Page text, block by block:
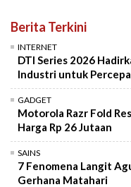
Berita Terkini
INTERNET
DTI Series 2026
Industri untuk
GADGET
Motorola Razr Fold
Harga Rp 26 Jutaan
SAINS
7 Fenomena Langit
Gerhana Matahari